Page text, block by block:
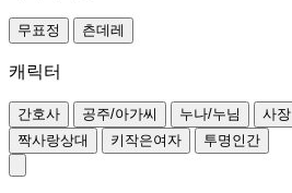
무표정 츤데레
캐릭터
간호사 공주/아가씨 누나/누님 사장
짝사랑상대
키작은여자 투명인간